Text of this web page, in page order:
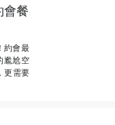
會餐
約會最
尷尬空
更需要